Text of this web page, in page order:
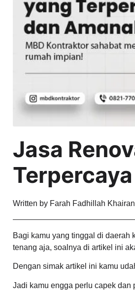
Jasa
Written by Farah Fadhillah
Bagi kamu yang tinggal di daerah
tenang aja, soalnya di artikel ini
Dengan simak artikel ini kamu
Jadi kamu engga perlu capek dan